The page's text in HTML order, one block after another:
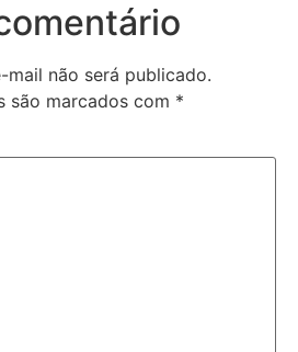
mail não será publicado.
são marcados com *